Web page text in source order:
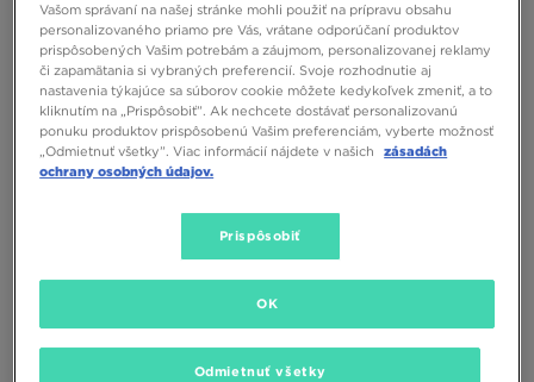
NEW BALANCE U204L
Vašom správaní na našej stránke mohli použiť na prípravu obsahu
personalizovaného priamo pre Vás, vrátane odporúčaní produktov
prispôsobených Vašim potrebám a záujmom, personalizovanej reklamy
či zapamätania si vybraných preferencií. Svoje rozhodnutie aj
nastavenia týkajúce sa súborov cookie môžete kedykoľvek zmeniť, a to
kliknutím na „Prispôsobiť”. Ak nechcete dostávať personalizovanú
ponuku produktov prispôsobenú Vašim preferenciám, vyberte možnosť
„Odmietnuť všetky”. Viac informácií nájdete v našich
zásadách
ochrany osobných údajov.
Prispôsobiť
Odmietnuť všetky
OK